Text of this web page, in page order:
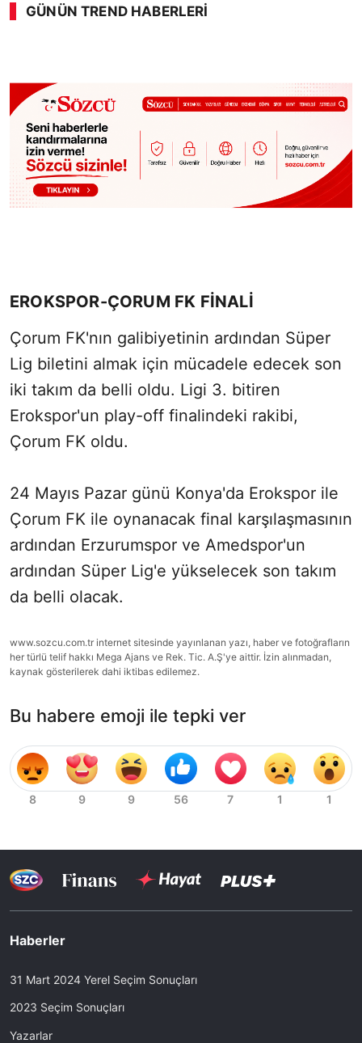
GÜNÜN TREND HABERLERI
EROKSPOR-ÇORUM FK FİNALİ
Çorum FK'nın galibiyetinin ardından Süper
Lig biletini almak için mücadele edecek son
iki takım da belli oldu. Ligi 3. bitiren
Erokspor'un play-off finalindeki rakibi,
Çorum FK oldu.
24 Mayıs Pazar günü Konya'da Erokspor ile
Çorum FK ile oynanacak final karşılaşmasının
ardından Erzurumspor ve Amedspor'un
ardından Süper Lig'e yükselecek son takım
da belli olacak.
www.sozcu.com.tr internet sitesinde yayınlanan yazı, haber ve fotoğrafların
her türlü telif hakkı Mega Ajans ve Rek. Tic. A.Ş'ye aittir. İzin alınmadan,
kaynak gösterilerek dahi iktibas edilemez.
Bu habere emoji ile tepki ver
Haberler
31 Mart 2024 Yerel Seçim Sonuçları
2023 Seçim Sonuçları
Yazarlar